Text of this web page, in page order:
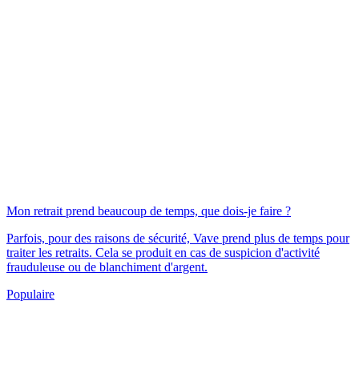
Mon retrait prend beaucoup de temps, que dois-je faire ?
Parfois, pour des raisons de sécurité, Vave prend plus de temps pour
traiter les retraits. Cela se produit en cas de suspicion d'activité
frauduleuse ou de blanchiment d'argent.
Populaire